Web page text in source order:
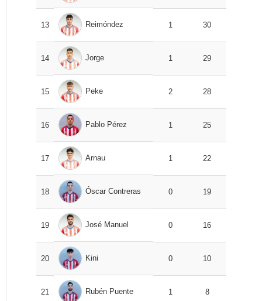
13 Reimóndez 1 30
14 Jorge 1 29
15 Peke 2 28
16 Pablo Pérez 1 25
17 Arnau 1 22
18 Óscar Contreras 0 19
19 José Manuel 0 16
20 Kini 0 10
21 Rubén Puente 1 8